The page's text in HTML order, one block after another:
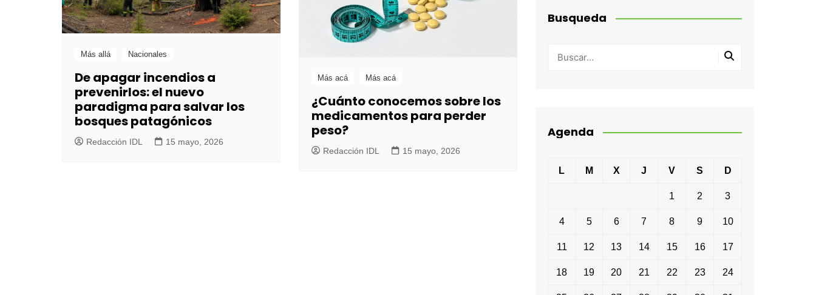
Más allá Nacionales
De apagar incendios a
prevenirlos: el nuevo
paradigma para salvar los
bosques patagónicos
Redacción IDL 15 mayo, 2026
Más acá Más acá
¿Cuánto conocemos sobre los
medicamentos para perder
peso?
Redacción IDL 15 mayo, 2026
Busqueda
Agenda
L M X J V S D
1 2 3
4 5 6 7 8 9 10
11 12 13 14 15 16 17
18 19 20 21 22 23 24